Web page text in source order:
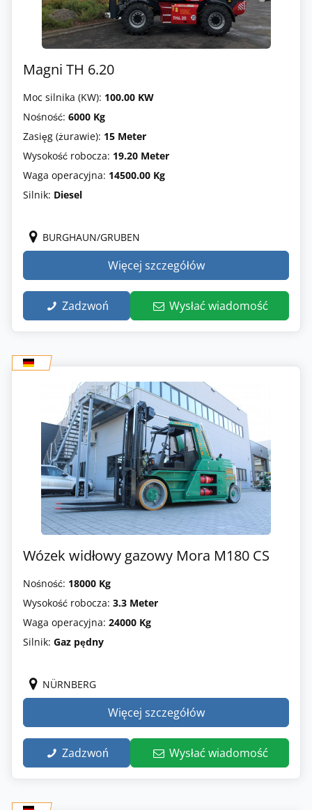
Magni TH 6.20
Moc silnika (KW): 100.00 KW
Nośność: 6000 Kg
Zasięg (żurawie): 15 Meter
Wysokość robocza: 19.20 Meter
Waga operacyjna: 14500.00 Kg
Silnik: Diesel
BURGHAUN/GRUBEN
Więcej szczegółów
Zadzwoń Wysłać wiadomość
Wózek widłowy gazowy Mora M180 CS
Nośność: 18000 Kg
Wysokość robocza: 3.3 Meter
Waga operacyjna: 24000 Kg
Silnik: Gaz pędny
NÜRNBERG
Więcej szczegółów
Zadzwoń Wysłać wiadomość